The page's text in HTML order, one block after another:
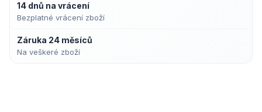
14 dnů na vrácení
Bezplatné vrácení zboží
Záruka 24 měsíců
Na veškeré zboží